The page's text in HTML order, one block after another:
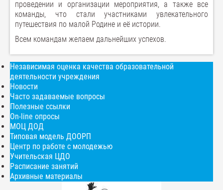
проведении и организации мероприятия, а также все
команды, что стали участниками увлекательного
путешествия по малой Родине и её истории.
Всем командам желаем дальнейших успехов.
Независимая оценка качества образовательной
деятельности учреждения
Новости
Часто задаваемые вопросы
Полезные ссылки
On-line опросы
МОЦ ДОД
Типовая модель ДООРП
Центр по работе с молодежью
Учительская ЦДО
Расписание занятий
Архивные материалы